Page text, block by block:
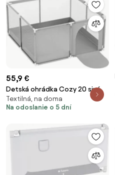
55,9 €
Detská ohrádka Cozy 20 sivá
Textilná, na doma
Na odoslanie o 5 dní